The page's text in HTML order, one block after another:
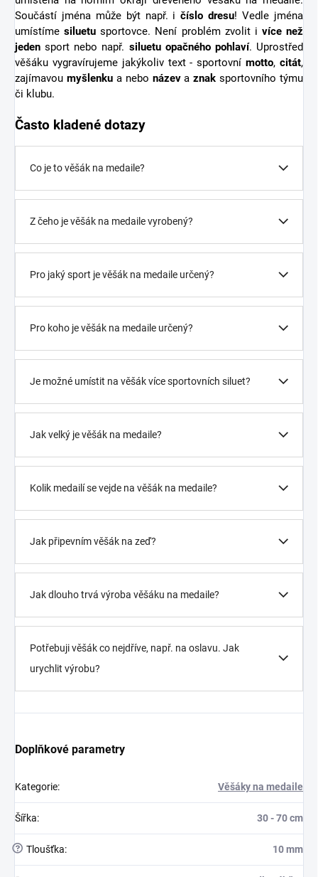
Součástí jména může být např. ičíslo dresu! Vedle jména
umístímesiluetu sportovce. Není problém zvolit i více než
jeden sport nebo např. siluetu opačného pohlaví. Uprostřed
věšáku vygravírujeme jakýkoliv text - sportovnímotto,citát,
zajímavou myšlenkua nebo názevaznak sportovního týmu
či klubu.
Často kladené dotazy
Co je to věšák na medaile?
Z čeho je věšák na medaile vyrobený?
Pro jaký sport je věšák na medaile určený?
Pro koho je věšák na medaile určený?
Je možné umístit na věšák více sportovních siluet?
Jak velký je věšák na medaile?
Kolik medailí se vejde na věšák na medaile?
Jak připevním věšák na zeď?
Jak dlouho trvá výroba věšáku na medaile?
Potřebuji věšák co nejdříve, např. na oslavu. Jak
urychlit výrobu?
Doplňkové parametry
Kategorie: Věšáky na medaile
Šířka: 30 - 70 cm
? Tloušťka: 10 mm